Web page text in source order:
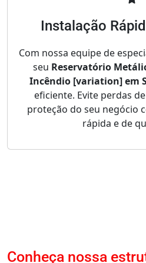
Instalação
Com nossa equipe de
seu Reservatório
Incêndio [variation] em
eficiente. Evite perdas
proteção do seu negócio
rápida e de
Conheça nossa